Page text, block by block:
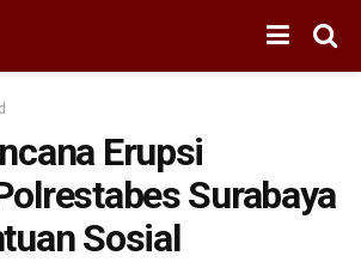
Erupsi
Surabaya
Sosial